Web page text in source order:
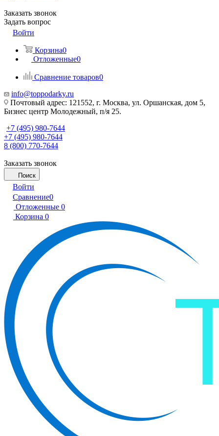
Заказать звонок
Задать вопрос
Войти
Корзина0
Отложенные0
Сравнение товаров0
info@toppodarky.ru
Почтовый адрес: 121552, г. Москва, ул. Оршанская, дом 5,
Бизнес центр Молодежный, п/я 25.
+7 (495) 980-7644
+7 (495) 980-7644
8 (800) 770-7644
Заказать звонок
Поиск
Войти
Сравнение0
Отложенные 0
Корзина 0